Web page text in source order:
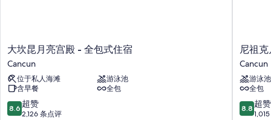
大
坎
昆
月
亮
宫
殿
大坎昆月亮宫殿 - 全包式住宿
Cancun
位于私人海滩
游泳池
含早餐
全包
8.6
分，
8.6 超赞
2,126 条点评
尼
祖
克
月
宫
酒
店
尼祖
Cancun
游泳池
全包
8.8
分，
8.8 超赞